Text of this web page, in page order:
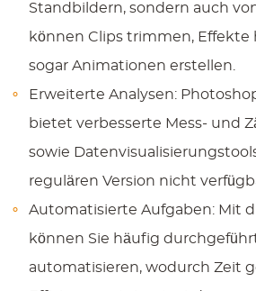
Standbildern, sondern auch
können Clips trimmen, Effekte
sogar Animationen erstellen.
Erweiterte Analysen:
bietet verbesserte Mess- und
sowie
regulären Version nicht
Automatisierte Aufgaben: Mit
können Sie häufig
automatisieren, wodurch Zeit